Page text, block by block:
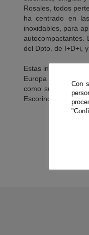
Rosales, todos
ha centrado en
inoxidables, para
autocompactantes.
del Dpto. de I+D+i,
Estas
Europa S.A.U.
como sustituto de
Escorinox-3, hacia
Con